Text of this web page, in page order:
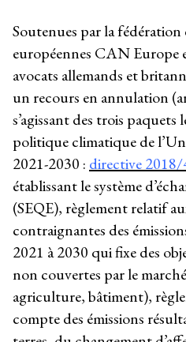
Soutenues par la fédération
européennes CAN Europe
avocats allemands et
un recours en annulation
s’agissant des trois
politique climatique de
2021-2030 : ​​ directive
établissant le système
(SEQE), règlement relatif
contraignantes des
2021 à 2030 qui fixe des
non couvertes par le
agriculture, bâtiment),
compte des émissions